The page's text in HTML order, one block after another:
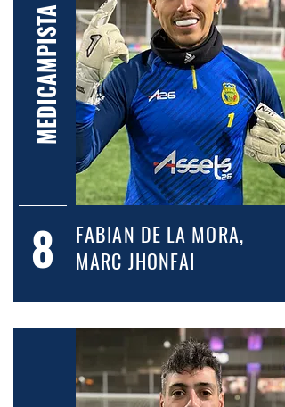
MEDICAMPISTA
8
FABIAN DE LA MORA,
MARC JHONFAI